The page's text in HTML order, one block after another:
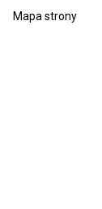
Mapa strony